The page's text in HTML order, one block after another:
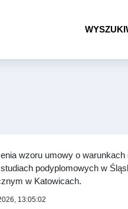
wzoru umowy o warunkach
podyplomowych w
w Katowicach.
13:05:02